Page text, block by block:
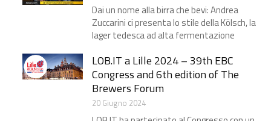
Dai un nome alla birra che bevi: Andrea
Zuccarini ci presenta lo stile della Kölsch, la
lager tedesca ad alta fermentazione
LOB.IT a Lille 2024 – 39th EBC
Congress and 6th edition of The
Brewers Forum
20 Giugno 2024